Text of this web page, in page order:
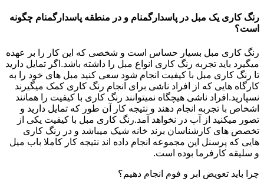
رنگ کاری یک مبل در پاسدارگمنام و در منطقه پاسدارگمنام چگونه
است؟
رنگ کاری مبل بسیار حساس است و شخصی که این کار را بر عهده
میگیرد باید تجربه رنگ کاری انواع مبل را داشته باشد.اگر تمایل دارید
تا رنگ کاری مبل با کیفیت انجام شود سعی کنید مبل های خود را به
کارگاه هایی که از افراد ناشی برای انجام رنگ کاری کمک میگیرند
نسپارید.افراد ناشی هیچگاه نمیتوانند رنگ کاری با کیفیت را همانند
اشخاص با تجربه انجام دهند و نتیجه کار آن طور که تمایل دارید و
تصور میکنید از آب در نخواهد آمد.رنگ کاری مبل با کیفیت یکی از
تخصص های کارشناسان برند خانه شیک میباشد و در رنگ کاری
هایی که پرسنل این مجموعه انجام داده اند نتیجه کار کاملا باب میل
و سلیقه کارفرما بوده است.
چرا باید تعویض ابر و فوم انجام دهیم؟